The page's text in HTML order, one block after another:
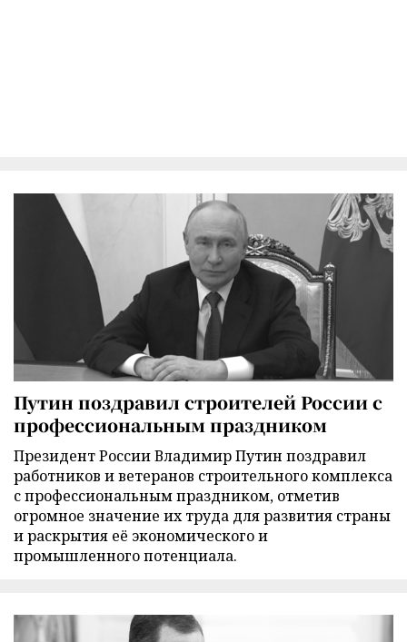
Путин поздравил строителей России с
профессиональным праздником
Президент России Владимир Путин поздравил
работников и ветеранов строительного комплекса
с профессиональным праздником, отметив
огромное значение их труда для развития страны
и раскрытия её экономического и
промышленного потенциала.